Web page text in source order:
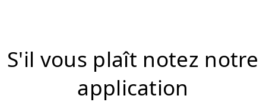
S'il vous plaît notez notre
application